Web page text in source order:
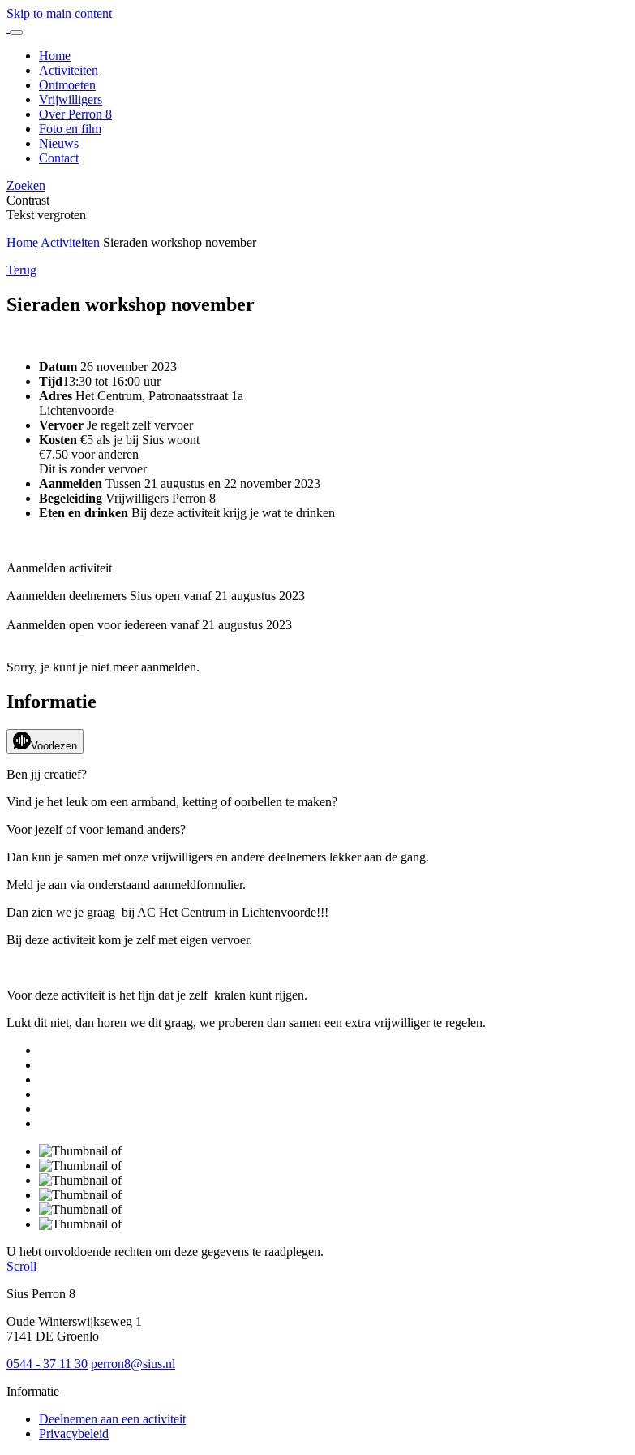
Skip to main content
Home
Activiteiten
Ontmoeten
Vrijwilligers
Over Perron 8
Foto en film
Nieuws
Contact
Zoeken
Contrast
Tekst vergroten
Home Activiteiten Sieraden workshop november
Terug
Sieraden workshop november
Datum 26 november 2023
Tijd13:30 tot 16:00 uur
Adres Het Centrum, Patronaatsstraat 1a
Lichtenvoorde
Vervoer Je regelt zelf vervoer
Kosten €5 als je bij Sius woont
€7,50 voor anderen
Dit is zonder vervoer
Aanmelden Tussen 21 augustus en 22 november 2023
Begeleiding Vrijwilligers Perron 8
Eten en drinken Bij deze activiteit krijg je wat te drinken
Aanmelden activiteit
Aanmelden deelnemers Sius open vanaf 21 augustus 2023
Aanmelden open voor iedereen vanaf 21 augustus 2023
Sorry, je kunt je niet meer aanmelden.
Informatie
Voorlezen
Ben jij creatief?
Vind je het leuk om een armband, ketting of oorbellen te maken?
Voor jezelf of voor iemand anders?
Dan kun je samen met onze vrijwilligers en andere deelnemers lekker aan de gang.
Meld je aan via onderstaand aanmeldformulier.
Dan zien we je graag bij AC Het Centrum in Lichtenvoorde!!!
Bij deze activiteit kom je zelf met eigen vervoer.
Voor deze activiteit is het fijn dat je zelf kralen kunt rijgen.
Lukt dit niet, dan horen we dit graag, we proberen dan samen een extra vrijwilliger te regelen.
U hebt onvoldoende rechten om deze gegevens te raadplegen.
Scroll
Sius Perron 8
Oude Winterswijkseweg 1
7141 DE Groenlo
0544 - 37 11 30 perron8@sius.nl
Informatie
Deelnemen aan een activiteit
Privacybeleid